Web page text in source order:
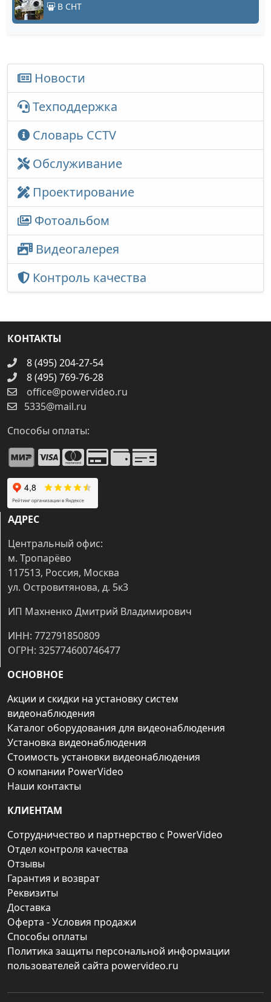
В СНТ
Новости
Техподдержка
Словарь CCTV
Обслуживание
Проектирование
Фотоальбом
Видеогалерея
Контроль качества
КОНТАКТЫ
8 (495) 204-27-54
8 (495) 769-76-28
office@powervideo.ru
5335@mail.ru
Способы оплаты:
АДРЕС
Центральный офис:
м. Тропарёво
117513, Россия, Москва
ул. Островитянова, д. 5к3
ИП Махненко Дмитрий Владимирович
ИНН: 772791850809
ОГРН: 325774600746477
ОСНОВНОЕ
Акции и скидки на установку систем
видеонаблюдения
Каталог оборудования для видеонаблюдения
Установка видеонаблюдения
Стоимость установки видеонаблюдения
О компании PowerVideo
Наши контакты
КЛИЕНТАМ
Сотрудничество и партнерство с PowerVideo
Отдел контроля качества
Отзывы
Гарантия и возврат
Реквизиты
Доставка
Оферта - Условия продажи
Способы оплаты
Политика защиты персональной информации
пользователей сайта powervideo.ru